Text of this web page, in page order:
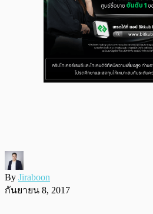
By Jiraboon
กันยายน 8, 2017